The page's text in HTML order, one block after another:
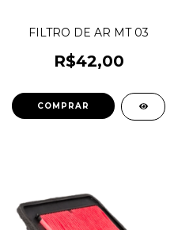
FILTRO DE AR MT 03
R$42,00